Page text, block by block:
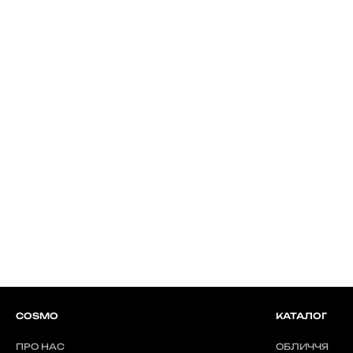
COSMO
ПРО НАС
КАТАЛОГ
ОБЛИЧЧЯ